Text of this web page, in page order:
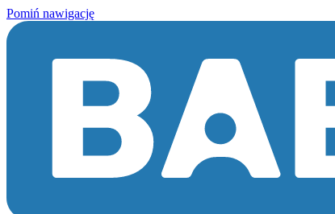
Pomiń nawigację